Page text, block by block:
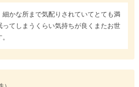
かな所まで気配りされていてとても満
ってしまうくらい気持ちが良くまたお世